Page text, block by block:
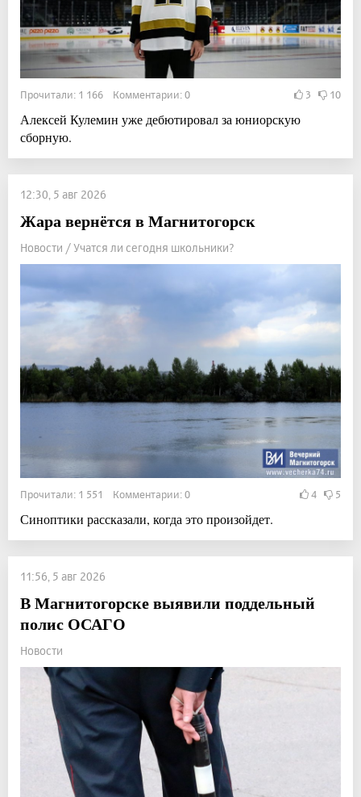
Прочитали: 1 166 Комментарии: 0 3 10
Алексей Кулемин уже дебютировал за юниорскую
сборную.
12:30, 5 авг 2026
Жара вернётся в Магнитогорск
Новости / Учатся ли сегодня школьники?
Прочитали: 1 551 Комментарии: 0 4 5
Синоптики рассказали, когда это произойдет.
11:56, 5 авг 2026
В Магнитогорске выявили поддельный
полис ОСАГО
Новости